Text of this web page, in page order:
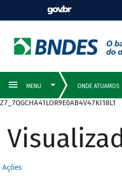
Z7_7QGCHA41LOR9E0AB4V47KI18L1
Ações